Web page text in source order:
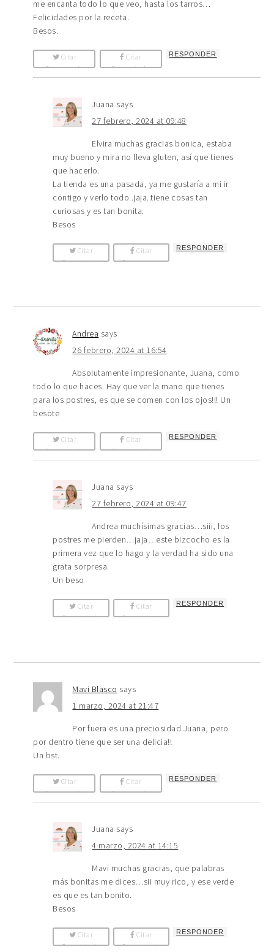
me encanta todo lo que veo, hasta los tarros…
Felicidades por la receta.
Besos.
Citar
Comentario
Citar
Comentario
RESPONDER
Juana says
27 febrero, 2024 at 09:48
Elvira muchas gracias bonica, estaba
muy bueno y mira no lleva gluten, así que tienes
que hacerlo.
La tienda es una pasada, ya me gustaría a mi ir
contigo y verlo todo..jaja..tiene cosas tan
curiosas y es tan bonita.
Besos
Citar
Comentario
Citar
Comentario
RESPONDER
Andrea says
26 febrero, 2024 at 16:54
Absolutamente impresionante, Juana, como
todo lo que haces. Hay que ver la mano que tienes
para los postres, es que se comen con los ojos!!! Un
besote
Citar
Comentario
Citar
Comentario
RESPONDER
Juana says
27 febrero, 2024 at 09:47
Andrea muchísimas gracias…siii, los
postres me pierden…jaja…este bizcocho es la
primera vez que lo hago y la verdad ha sido una
grata sorpresa.
Un beso
Citar
Comentario
Citar
Comentario
RESPONDER
Mavi Blasco says
1 marzo, 2024 at 21:47
Por fuera es una preciosidad Juana, pero
por dentro tiene que ser una delicia!!
Un bst.
Citar
Comentario
Citar
Comentario
RESPONDER
Juana says
4 marzo, 2024 at 14:15
Mavi muchas gracias, que palabras
más bonitas me dices…sii muy rico, y ese verde
es que es tan bonito.
Besos
Citar
Comentario
Citar
Comentario
RESPONDER